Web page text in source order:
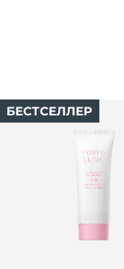
БЕСТСЕЛЛЕР